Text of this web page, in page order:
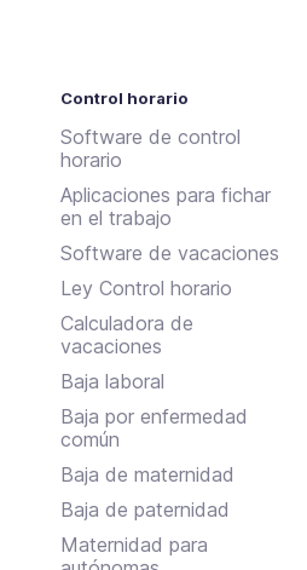
Control horario
Software de control
horario
Aplicaciones para fichar
en el trabajo
Software de vacaciones
Ley Control horario
Calculadora de
vacaciones
Baja laboral
Baja por enfermedad
común
Baja de maternidad
Baja de paternidad
Maternidad para